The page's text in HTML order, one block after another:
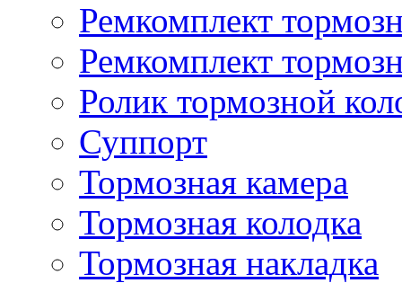
Ремкомплект
Ремкомплект
Ролик тормозной
Суппорт
Тормозная камера
Тормозная колодка
Тормозная накладка